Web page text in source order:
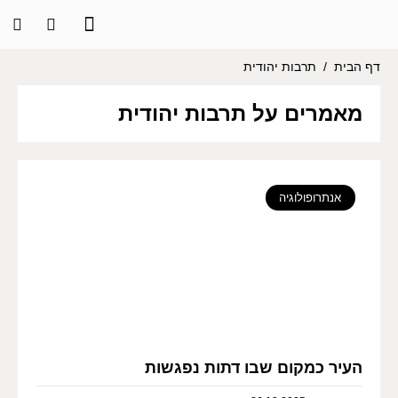
דף הבית / תרבות יהודית
מאמרים על תרבות יהודית
אנתרופולוגיה
העיר כמקום שבו דתות נפגשות